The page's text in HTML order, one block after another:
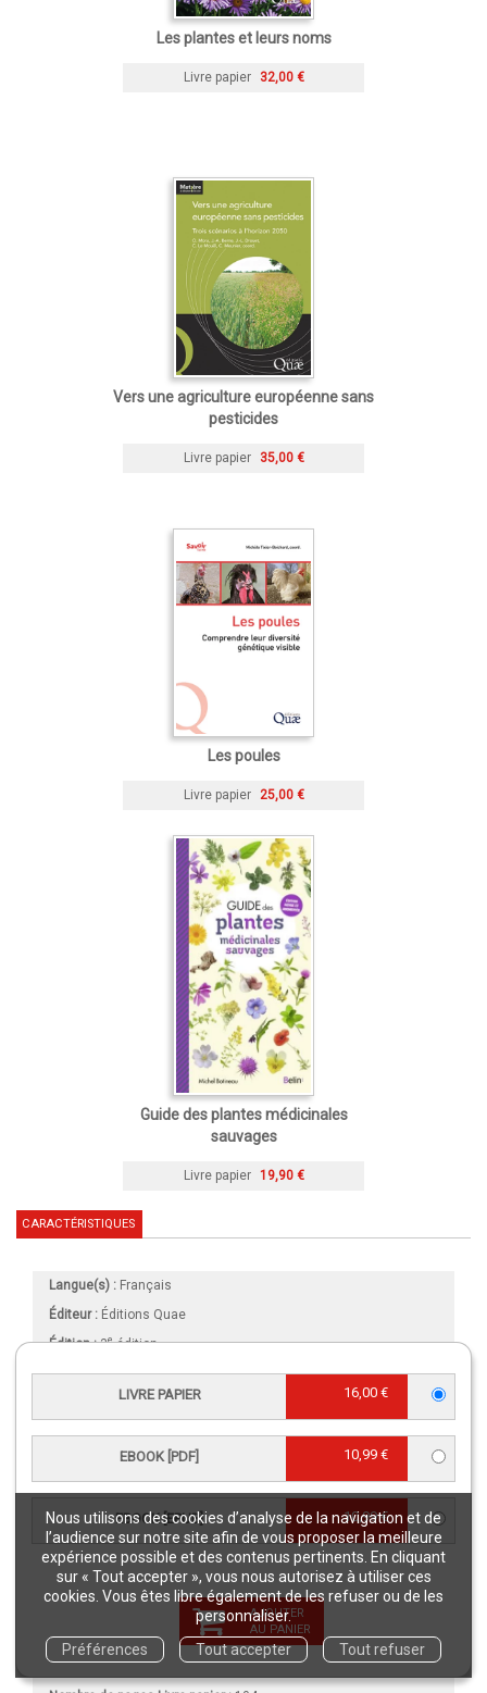
Nous utilisons des cookies d’analyse de la navigation et de
l’audience sur notre site afin de vous proposer la meilleure
expérience possible et des contenus pertinents. En cliquant
sur « Tout accepter », vous nous autorisez à utiliser ces
cookies. Vous êtes libre également de les refuser ou de les
personnaliser.
Préférences
Tout accepter Tout refuser
LIVRE PAPIER 16,00 €
EBOOK [PDF] 10,99 €
EBOOK [EPUB] 10,99 €
AJOUTER
AU PANIER
Les plantes et leurs noms
Livre papier 32,00 €
Vers une agriculture européenne sans
pesticides
Livre papier 35,00 €
Les poules
Livre papier 25,00 €
Guide des plantes médicinales
sauvages
Livre papier 19,90 €
CARACTÉRISTIQUES
Langue(s) : Français
Éditeur : Éditions Quae
Édition :3eédition
Collection : Hors Collection
Publication :2 juillet 2020
Date de 1ère publication :27 mars 2012
Référence Livre papier :02744
Référence eBook [PDF] :02744NUM
Référence eBook [ePub] :02744EPB
EAN13 Livre papier :9782759232246
EAN13 eBook [PDF] :9782759232253
9782759232260
Intérieur :Couleur
Format (en mm):140 x 245